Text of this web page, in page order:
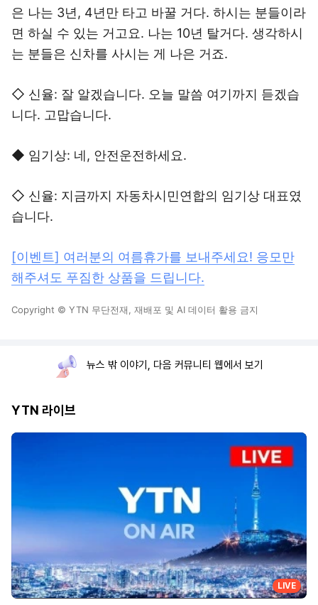
은 나는 3년, 4년만 타고 바꿀 거다. 하시는 분들이라
면 하실 수 있는 거고요. 나는 10년 탈거다. 생각하시
는 분들은 신차를 사시는 게 나은 거죠.
◇ 신율: 잘 알겠습니다. 오늘 말씀 여기까지 듣겠습
니다. 고맙습니다.
◆ 임기상: 네, 안전운전하세요.
◇ 신율: 지금까지 자동차시민연합의 임기상 대표였
습니다.
[이벤트] 여러분의 여름휴가를 보내주세요! 응모만
해주셔도 푸짐한 상품을 드립니다.
Copyright © YTN 무단전재, 재배포 및 AI 데이터 활용 금지
뉴스 밖 이야기, 다음 커뮤니티 웹에서 보기
YTN 라이브
LIVE